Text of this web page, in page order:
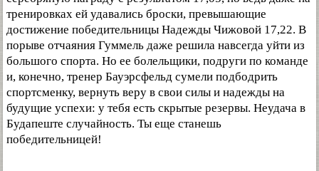
тренировках ей удавались броски, превышающие
достижение победительницы Надежды Чижовой 17,22. В
порыве отчаяния Гуммель даже решила навсегда уйти из
большого спорта. Но ее болельщики, подруги по команде
и, конечно, тренер Бауэрсфельд сумели подбодрить
спортсменку, вернуть веру в свои силы и надежды на
будущие успехи: у тебя есть скрытые резервы. Неудача в
Будапеште случайность. Ты еще станешь
победительницей!